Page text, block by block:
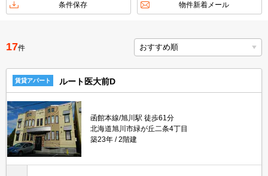
不動産会社から
TOP
条件保存 物件新着メール
17件
賃貸アパート ルート医大前D
函館本線/旭川駅 徒歩61分
北海道旭川市緑が丘二条4丁目
築23年
2階建